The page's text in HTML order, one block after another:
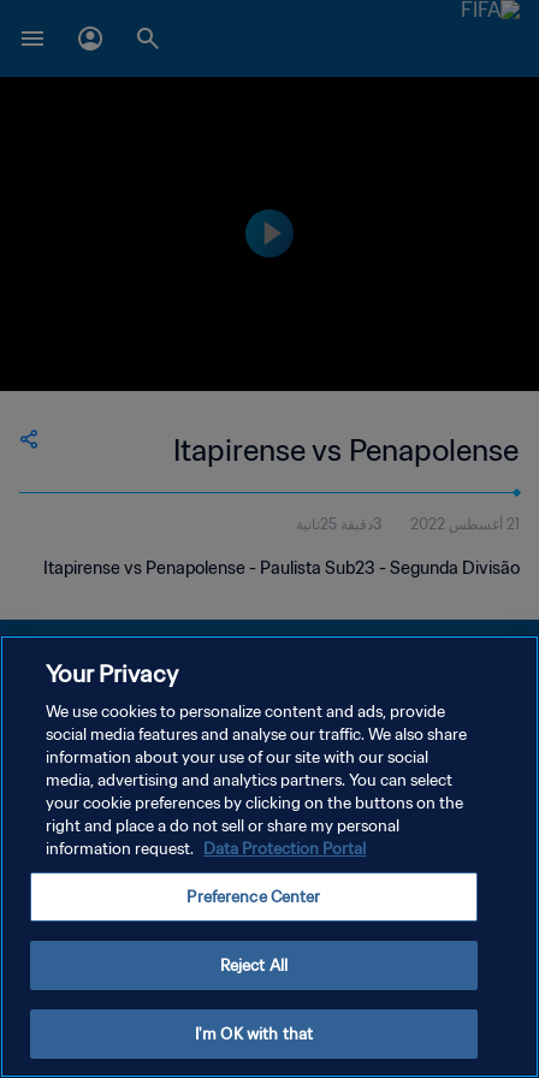
Itapirense vs Penapolense
21 أغسطس 2022 3دقيقة 25ثانية
Itapirense vs Penapolense - Paulista Sub23 - Segunda Divisão
سياسة الخصوصية
إدارة تفضيلات ملفات تعريف الارتباط
Your Privacy
We use cookies to personalize content and ads, provide
social media features and analyse our traffic. We also share
information about your use of our site with our social
media, advertising and analytics partners. You can select
your cookie preferences by clicking on the buttons on the
right and place a do not sell or share my personal
information request. Data Protection Portal
Preference Center
Reject All
I'm OK with that